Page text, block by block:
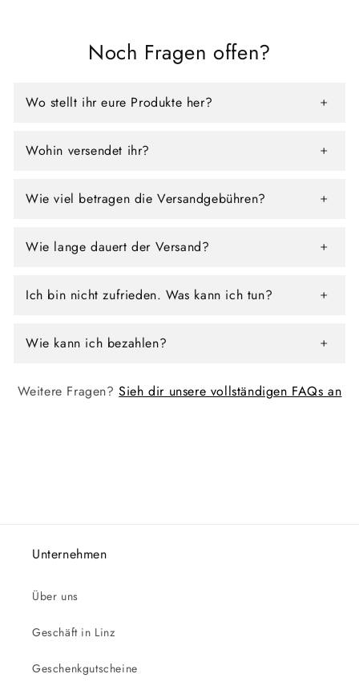
Noch Fragen offen?
Wo stellt ihr eure Produkte her?
Wohin versendet ihr?
Wie viel betragen die Versandgebühren?
Wie lange dauert der Versand?
Ich bin nicht zufrieden. Was kann ich tun?
Wie kann ich bezahlen?
Weitere Fragen?Sieh dir unsere vollständigen FAQs an
Unternehmen
Über uns
Geschäft in Linz
Geschenkgutscheine